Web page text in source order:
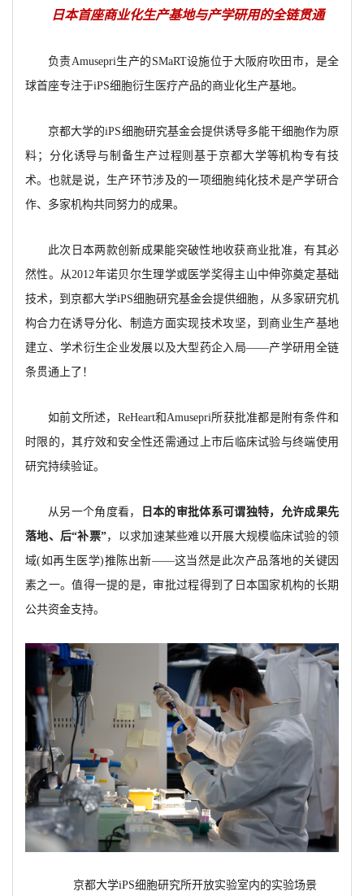
日本首座商业化生产基地与产学研用的全链贯通
负责Amusepri生产的SMaRT设施位于大阪府吹田市，是全
球首座专注于iPS细胞衍生医疗产品的商业化生产基地。
京都大学的iPS细胞研究基金会提供诱导多能干细胞作为原
料；分化诱导与制备生产过程则基于京都大学等机构专有技
术。也就是说，生产环节涉及的一项细胞纯化技术是产学研合
作、多家机构共同努力的成果。
此次日本两款创新成果能突破性地收获商业批准，有其必
然性。从2012年诺贝尔生理学或医学奖得主山中伸弥奠定基础
技术，到京都大学iPS细胞研究基金会提供细胞，从多家研究机
构合力在诱导分化、制造方面实现技术攻坚，到商业生产基地
建立、学术衍生企业发展以及大型药企入局——产学研用全链
条贯通上了！
如前文所述，ReHeart和Amusepri所获批准都是附有条件和
时限的，其疗效和安全性还需通过上市后临床试验与终端使用
研究持续验证。
从另一个角度看，
日本的审批体系可谓独特，允许成果先
落地、后“补票”，以求加速某些难以开展大规模临床试验的领
域(如再生医学)推陈出新——这当然是此次产品落地的关键因
素之一。值得一提的是，审批过程得到了日本国家机构的长期
公共资金支持。
京都大学iPS细胞研究所开放实验室内的实验场景